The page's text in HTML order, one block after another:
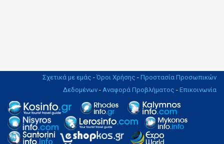
Σχετικά με εμάς - Όροι Χρήσης - Προστασία Προσωπικών
Δεδομένων - Αναφορά Προβλήματος - Επικοινωνία